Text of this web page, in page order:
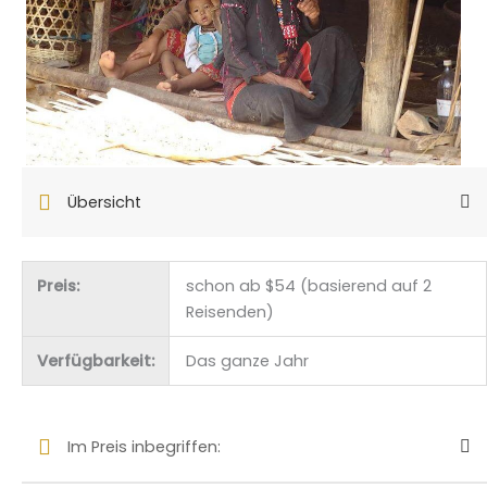
Übersicht
Preis:
schon ab $54 (basierend auf 2
Reisenden)
Verfügbarkeit: Das ganze Jahr
Im Preis inbegriffen: